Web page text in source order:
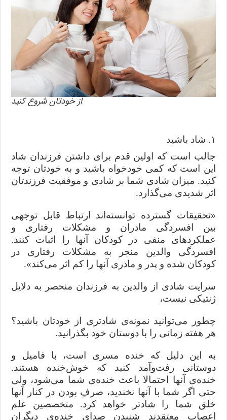
از خودتان شروع کنید
۱. شاد باشید
جالب است که اولین قدم برای داشتن فرزندان شاد
این است که کمی خودخواه باشید و به خودتان توجه
کنید. میزان شادی شما بر شادی و موفقیت فرزندتان
اثر شدیدی می‌گذارد.
«تحقیقات گسترده توانسته‌اند ارتباط قابل توجهی
بین افسردگی مادران و مشکلات رفتاری و
عملکردهای منفی در کودکان آنها را اثبات کنند.
افسردگی والدین منجر به مشکلات رفتاری در
کودکان شده و پدر و مادری آنها را کم اثر می‌کند».
سرایت شادی از والدین به فرزندان منحصر به دلایل
ژنتیکی نیست،
چطور می‌توانید نمونه‌ی شادتری از خودتان باشید؟
هر هفته زمانی را با دوستان خود بگذرانید.
به این دلیل که خنده مسری است، با فامیل و
دوستانی رفت‌و‌آمد کنید که خوش‌خنده هستند.
خنده‌ی آنها احتمالا باعث خنده‌ی شما می‌شود، ولی
حتی اگر شما با آنها نخندید، صرفِ بودن در کنار آنها
خلق شما را شادتر خواهد کرد. متخصصین علم
اعصاب معتقدند شنیدن صدای خنده‌ی دیگران